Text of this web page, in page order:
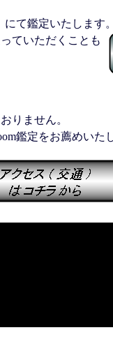
て鑑定いたします。
ていただくことも
りません。
鑑定をお薦めいた